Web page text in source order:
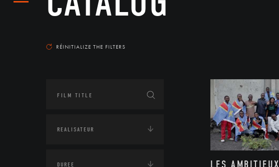
RÉINITIALIZE THE FILTERS
LES AMBITIEUX